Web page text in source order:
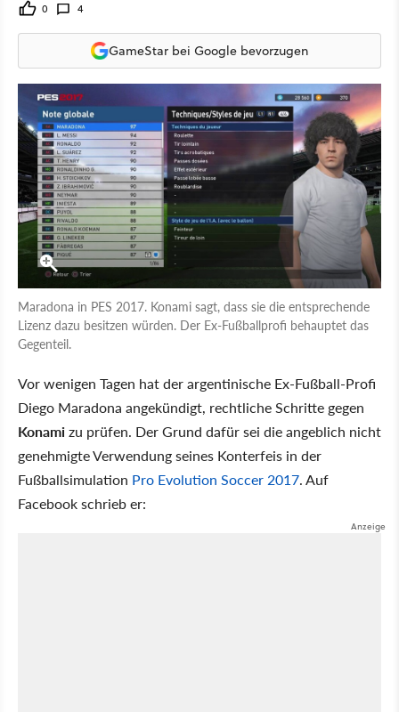
0 4
GameStar bei Google bevorzugen
Maradona in PES 2017. Konami sagt, dass sie die entsprechende
Lizenz dazu besitzen würden. Der Ex-Fußballprofi behauptet das
Gegenteil.
Vor wenigen Tagen hat der argentinische Ex-Fußball-Profi
Diego Maradona angekündigt, rechtliche Schritte gegen
Konamizu prüfen. Der Grund dafür sei die angeblich nicht
genehmigte Verwendung seines Konterfeis in der
Fußballsimulation Pro Evolution Soccer 2017. Auf
Facebook schrieb er: